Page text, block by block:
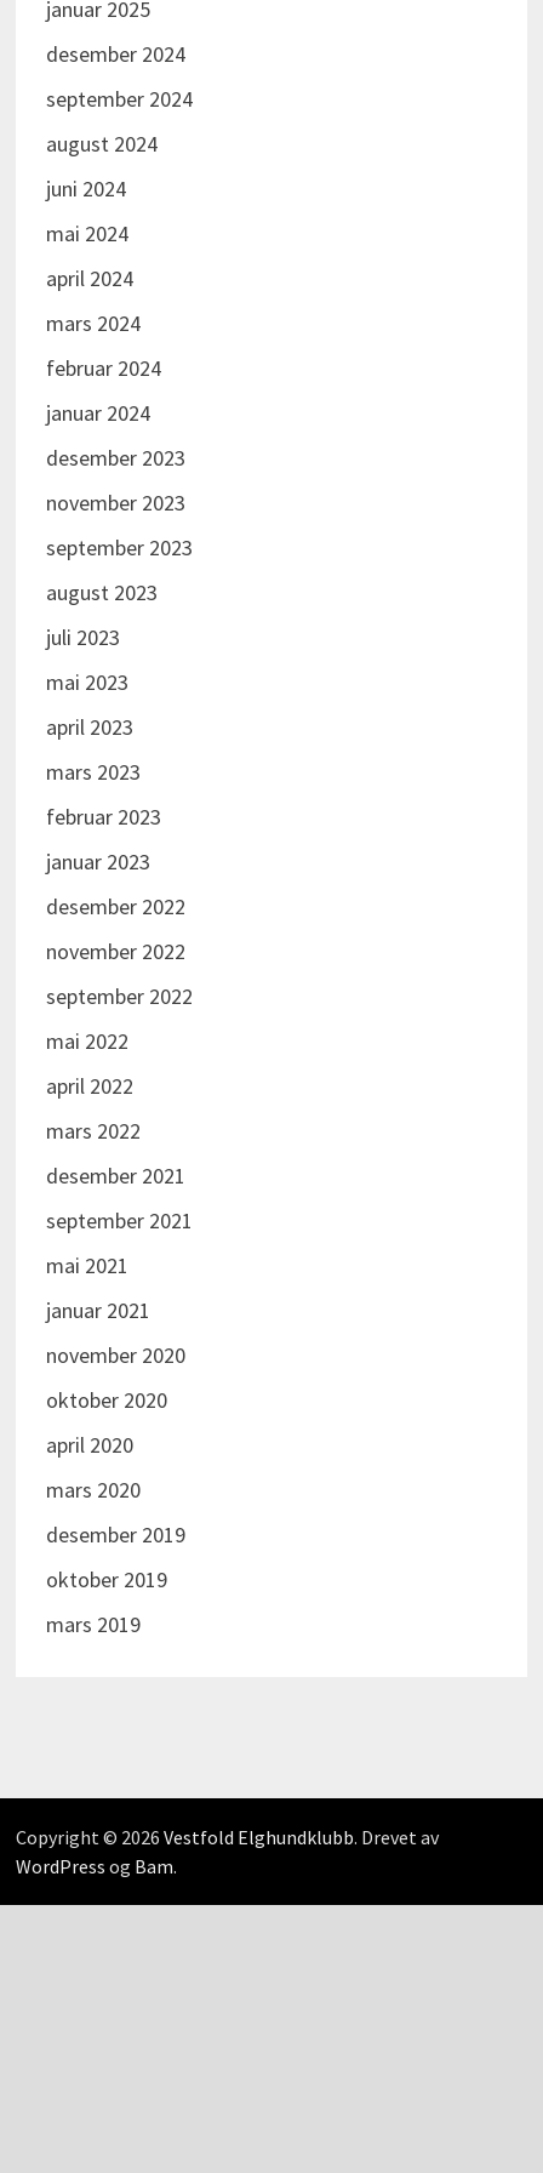
stilte opp og hjalp til, Per Brun Offerdahl, Jarle
Olsen, Gaute Vraalstad og Helge Nordby. Vi må
også få takke grunneiere som stilte terreng til
januar 2025
desember 2024
september 2024
august 2024
juni 2024
mai 2024
april 2024
mars 2024
februar 2024
januar 2024
desember 2023
november 2023
september 2023
august 2023
juli 2023
mai 2023
april 2023
mars 2023
februar 2023
januar 2023
desember 2022
november 2022
september 2022
mai 2022
april 2022
mars 2022
desember 2021
september 2021
mai 2021
januar 2021
november 2020
oktober 2020
april 2020
mars 2020
desember 2019
oktober 2019
mars 2019
Copyright © 2026 Vestfold Elghundklubb. Drevet av
WordPress og Bam.